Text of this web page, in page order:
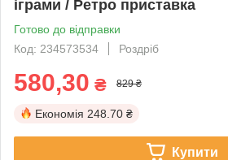
іграми / Ретро приставка
Готово до відправки
Код: 234573534
Роздріб
580,30 ₴ 829 ₴
Економія 248.70 ₴
Купити